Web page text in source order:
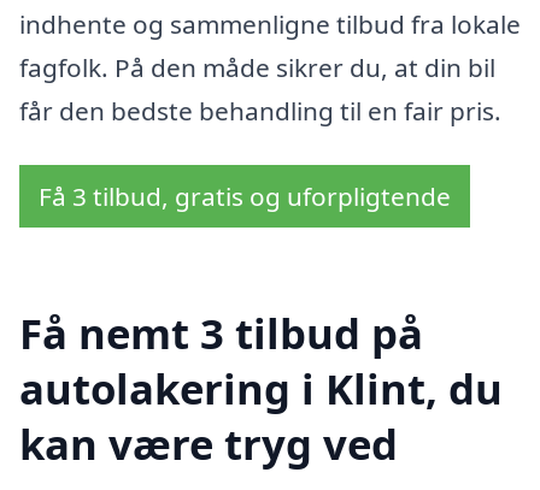
indhente og sammenligne tilbud fra lokale
fagfolk. På den måde sikrer du, at din bil
får den bedste behandling til en fair pris.
Få 3 tilbud, gratis og uforpligtende
Få nemt 3 tilbud på
autolakering i Klint, du
kan være tryg ved